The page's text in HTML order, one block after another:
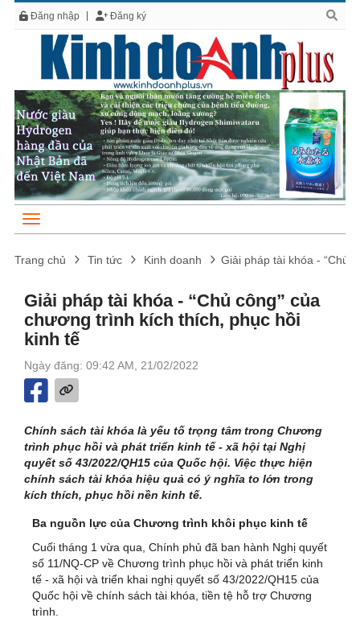
Đăng nhập Đăng ký
Trang chủ Tin tức Kinh doanh Giải pháp tài khóa - “Chủ
Giải pháp tài khóa - “Chủ công” của
chương trình kích thích, phục hồi
kinh tế
Ngày đăng: 09:42 AM, 21/02/2022
Chính sách tài khóa là yếu tố trọng tâm trong Chương
trình phục hồi và phát triển kinh tế - xã hội tại Nghị
quyết số 43/2022/QH15 của Quốc hội. Việc thực hiện
chính sách tài khóa hiệu quả có ý nghĩa to lớn trong
kích thích, phục hồi nền kinh tế.
Ba nguồn lực của Chương trình khôi phục kinh tế
Cuối tháng 1 vừa qua, Chính phủ đã ban hành Nghị quyết
số 11/NQ-CP về Chương trình phục hồi và phát triển kinh
tế - xã hội và triển khai nghị quyết số 43/2022/QH15 của
Quốc hội về chính sách tài khóa, tiền tệ hỗ trợ Chương
trình.